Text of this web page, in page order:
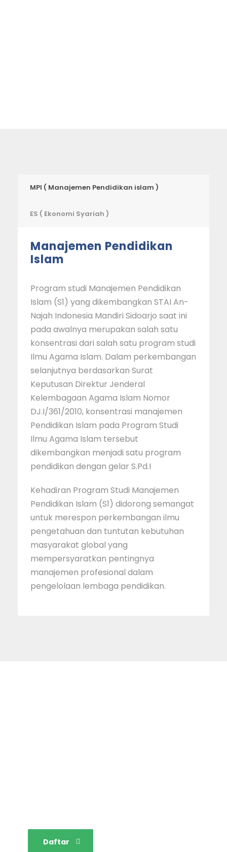
MPI ( Manajemen Pendidikan islam )
ES ( Ekonomi Syariah )
Manajemen Pendidikan
Islam
Program studi Manajemen Pendidikan
Islam (S1) yang dikembangkan STAI An-
Najah Indonesia Mandiri Sidoarjo saat ini
pada awalnya merupakan salah satu
konsentrasi dari salah satu program studi
Ilmu Agama Islam. Dalam perkembangan
selanjutnya berdasarkan Surat
Keputusan Direktur Jenderal
Kelembagaan Agama Islam Nomor
DJ.I/361/2010, konsentrasi manajemen
Pendidikan Islam pada Program Studi
Ilmu Agama Islam tersebut
dikembangkan menjadi satu program
pendidikan dengan gelar S.Pd.I
Kehadiran Program Studi Manajemen
Pendidikan Islam (S1) didorong semangat
untuk merespon perkembangan ilmu
pengetahuan dan tuntutan kebutuhan
masyarakat global yang
mempersyaratkan pentingnya
manajemen profesional dalam
pengelolaan lembaga pendidikan.
Daftar